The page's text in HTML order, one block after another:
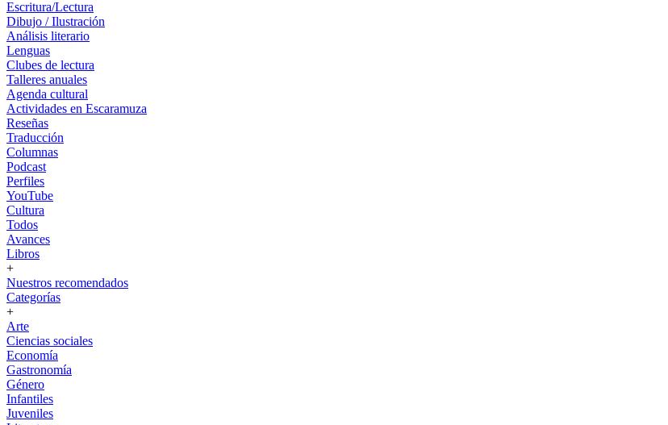
Escritura/Lectura
Dibujo / Ilustración
Análisis literario
Lenguas
Clubes de lectura
Talleres anuales
Agenda cultural
Actividades en Escaramuza
Reseñas
Traducción
Columnas
Podcast
Perfiles
YouTube
Cultura
Todos
Avances
Libros
+
Nuestros recomendados
Categorías
+
Arte
Ciencias sociales
Economía
Gastronomía
Género
Infantiles
Juveniles